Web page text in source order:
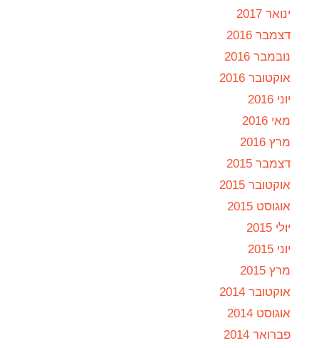
ינואר 2017
דצמבר 2016
נובמבר 2016
אוקטובר 2016
יוני 2016
מאי 2016
מרץ 2016
דצמבר 2015
אוקטובר 2015
אוגוסט 2015
יולי 2015
יוני 2015
מרץ 2015
אוקטובר 2014
אוגוסט 2014
פברואר 2014